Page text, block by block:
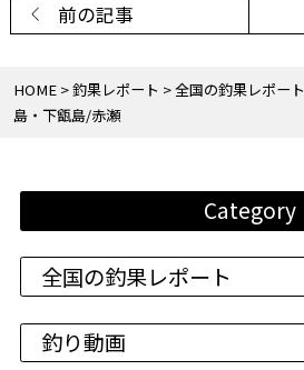
Category
全国の釣果レポート
釣り動画
HOME 釣果レポート 全国の釣果レポート
島・下甑島/赤瀬
前の記事